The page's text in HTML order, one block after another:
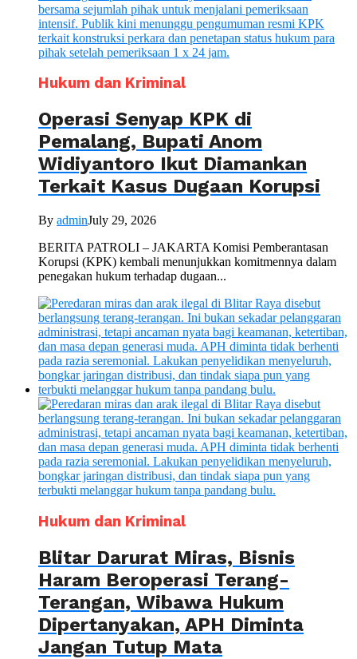
Hukum dan Kriminal
Operasi Senyap KPK di
Pemalang, Bupati Anom
Widiyantoro Ikut Diamankan
Terkait Kasus Dugaan Korupsi
By adminJuly 29, 2026
BERITA PATROLI – JAKARTA Komisi Pemberantasan
Korupsi (KPK) kembali menunjukkan komitmennya dalam
penegakan hukum terhadap dugaan...
Hukum dan Kriminal
Blitar Darurat Miras, Bisnis
Haram Beroperasi Terang-
Terangan, Wibawa Hukum
Dipertanyakan, APH Diminta
Jangan Tutup Mata